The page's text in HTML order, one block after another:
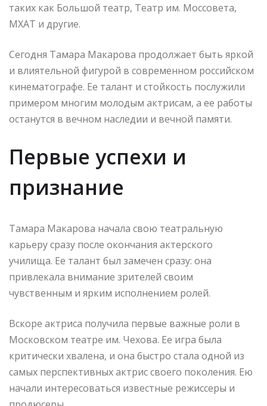
таких как Большой театр, Театр им. Моссовета,
МХАТ и другие.
Сегодня Тамара Макарова продолжает быть яркой
и влиятельной фигурой в современном российском
кинематографе. Ее талант и стойкость послужили
примером многим молодым актрисам, а ее работы
останутся в вечном наследии и вечной памяти.
Первые успехи и
признание
Тамара Макарова начала свою театральную
карьеру сразу после окончания актерского
училища. Ее талант был замечен сразу: она
привлекала внимание зрителей своим
чувственным и ярким исполнением ролей.
Вскоре актриса получила первые важные роли в
Московском театре им. Чехова. Ее игра была
критически хвалена, и она быстро стала одной из
самых перспективных актрис своего поколения. Ею
начали интересоваться известные режиссеры и